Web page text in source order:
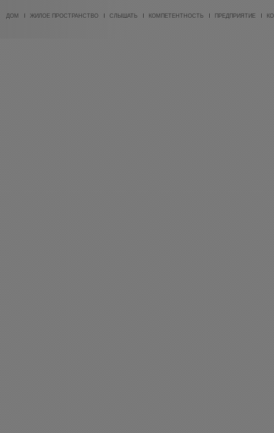
ДОМ ЖИЛОЕ ПРОСТРАНСТВО СЛЫШАТЬ КОМПЕТЕНТНОСТЬ ПРЕДПРИЯТИЕ